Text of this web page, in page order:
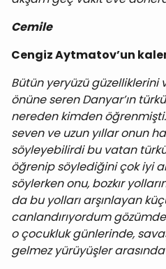
Cemile
Cengiz Aytmatov’un
Bütün yeryüzü güzelliklerini
önüne seren Danyar’ın
nereden kimden
seven ve uzun yıllar onun
söyleyebilirdi bu vatan
öğrenip söylediğini çok iyi
söylerken onu, bozkır
da bu yolları arşınlayan
canlandırıyordum
o çocukluk günlerinde,
gelmez yürüyüşler